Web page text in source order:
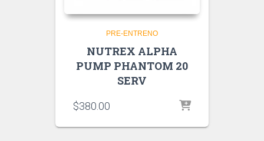
PRE-ENTRENO
NUTREX ALPHA
PUMP PHANTOM 20
SERV
$380.00